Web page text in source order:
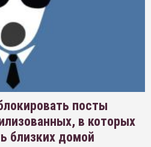
посты
в которых
близких домой